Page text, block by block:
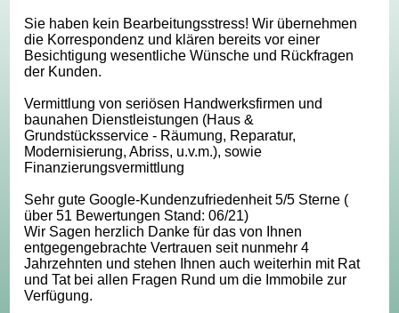
Sie haben kein Bearbeitungsstress! Wir übernehmen
die Korrespondenz und klären bereits vor einer
Besichtigung wesentliche Wünsche und Rückfragen
der Kunden.
Vermittlung von seriösen Handwerksfirmen und
baunahen Dienstleistungen (Haus &
Grundstücksservice - Räumung, Reparatur,
Modernisierung, Abriss, u.v.m.), sowie
Finanzierungsvermittlung
Sehr gute Google-Kundenzufriedenheit 5/5 Sterne (
über 51 Bewertungen Stand: 06/21)
Wir Sagen herzlich Danke für das von Ihnen
entgegengebrachte Vertrauen seit nunmehr 4
Jahrzehnten und stehen Ihnen auch weiterhin mit Rat
und Tat bei allen Fragen Rund um die Immobile zur
Verfügung.